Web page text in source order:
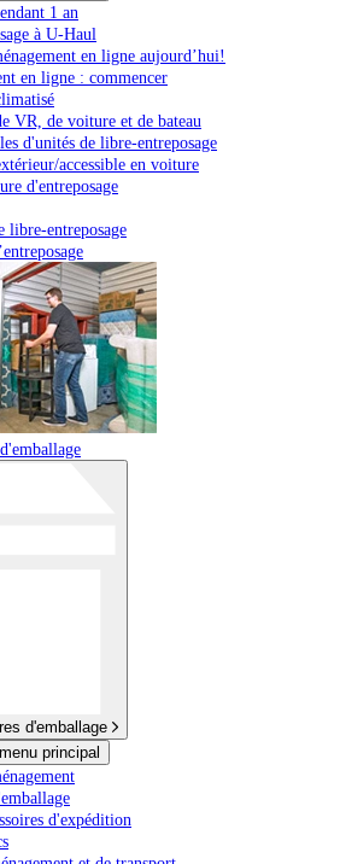
1 an
à U-Haul
en ligne aujourd’hui!
en ligne : commencer
VR, de voiture et de bateau
d'unités de libre-entreposage
accessible en voiture
d'entreposage
libre-entreposage
d'emballage
principal
d'expédition